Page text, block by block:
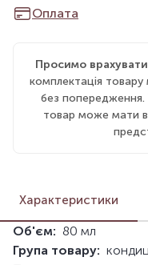
Оплата
Просимо
комплектація
без попередження.
товар може мати
Характеристики
Об'єм: 80 мл
Група товару: